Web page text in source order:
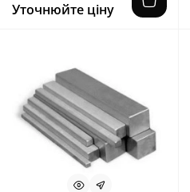
Уточнюйте ціну